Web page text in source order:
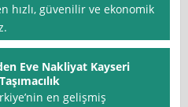
hızlı, güvenilir ve ekonomik
Eve Nakliyat Kayseri
en gelişmiş